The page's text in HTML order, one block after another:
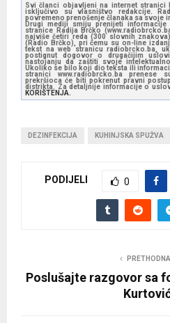
Svi članci objavljeni na internet stranici
isključivo su vlasništvo redakcije.
povremeno prenošenje članaka sa svoje
Drugi mediji smiju prenijeti
stranice Radija Brčko
najviše četiri reda (300 slovnih
(Radio Brčko), pri čemu su on-line
tekst na web stranicu radiobrcko.ba,
postignut dogovor o drugačijim
nastojanju da zaštiti svoje
Ukoliko se bilo koji dio teksta ili
stranici www.radiobrcko.ba prenese
prekršioca će biti pokrenut pravni
distrikta. Za detaljnije informacije o
KORIŠTENJA.
DEZINFEKCIJA KUHINJSKA SPUŽVA
PODIJELI 0
Poslušajte razgovor sa